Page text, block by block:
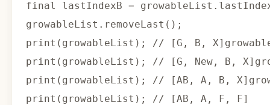
final
lastIndexB = growableList .
growableList . removeLast ( ) ;
print ( growableList ) ; // [G, B, X]
print ( growableList ) ; // [G, New, B, X]
print ( growableList ) ; // [AB, A, B, X]
print ( growableList ) ; // [AB, A, F, F]